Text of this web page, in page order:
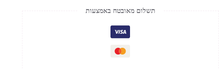
תשלום מאובטח באמצעות